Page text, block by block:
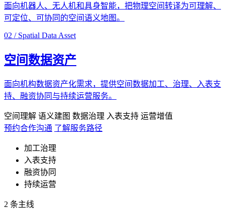
面向机器人、无人机和具身智能，把物理空间转译为可理解、
可定位、可协同的空间语义地图。
02 / Spatial Data Asset
空间数据资产
面向机构数据资产化需求，提供空间数据加工、治理、入表支
持、融资协同与持续运营服务。
空间理解 语义建图 数据治理 入表支持 运营增值
预约合作沟通 了解服务路径
加工治理
入表支持
融资协同
持续运营
2 条主线